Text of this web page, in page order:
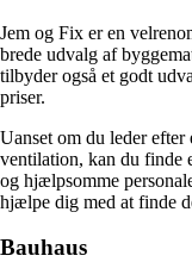
Jem og Fix er en
brede udvalg af
tilbyder også et godt
priser.
Uanset om du leder
ventilation, kan du finde
og hjælpsomme
hjælpe dig med at finde
Bauhaus